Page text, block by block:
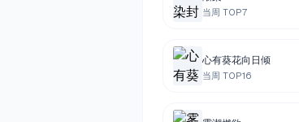
当周 TOP7
心有葵花向日倾
当周 TOP16